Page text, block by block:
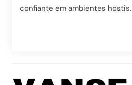
confiante em ambientes hostis.